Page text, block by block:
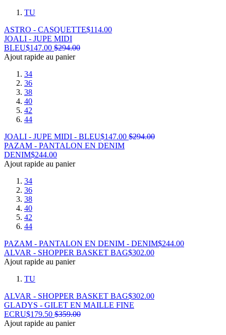
TU
ASTRO - CASQUETTE$114.00
JOALI - JUPE MIDI
BLEU$147.00 $294.00
Ajout rapide au panier
34
36
38
40
42
44
JOALI - JUPE MIDI - BLEU$147.00 $294.00
PAZAM - PANTALON EN DENIM
DENIM$244.00
Ajout rapide au panier
34
36
38
40
42
44
PAZAM - PANTALON EN DENIM - DENIM$244.00
ALVAR - SHOPPER BASKET BAG$302.00
Ajout rapide au panier
TU
ALVAR - SHOPPER BASKET BAG$302.00
GLADYS - GILET EN MAILLE FINE
ECRU$179.50 $359.00
Ajout rapide au panier